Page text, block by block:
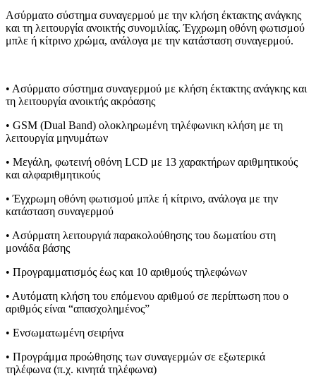
Ασύρματο σύστημα συναγερμού με την κλήση έκτακτης ανάγκης
και τη λειτουργία ανοικτής συνομιλίας. Έγχρωμη οθόνη φωτισμού
μπλε ή κίτρινο χρώμα, ανάλογα με την κατάσταση συναγερμού.
• Ασύρματο σύστημα συναγερμού με κλήση έκτακτης ανάγκης και
τη λειτουργία ανοικτής ακρόασης
• GSM (Dual Band) ολοκληρωμένη τηλέφωνικη κλήση με τη
λειτουργία μηνυμάτων
• Μεγάλη, φωτεινή οθόνη LCD με 13 χαρακτήρων αριθμητικούς
και αλφαριθμητικούς
• Έγχρωμη οθόνη φωτισμού μπλε ή κίτρινο, ανάλογα με την
κατάσταση συναγερμού
• Ασύρματη λειτουργιά παρακολούθησης του δωματίου στη
μονάδα βάσης
• Προγραμματισμός έως και 10 αριθμούς τηλεφώνων
• Αυτόματη κλήση του επόμενου αριθμού σε περίπτωση που ο
αριθμός είναι “απασχολημένος”
• Ενσωματωμένη σειρήνα
• Προγράμμα προώθησης των συναγερμών σε εξωτερικά
τηλέφωνα (π.χ. κινητά τηλέφωνα)